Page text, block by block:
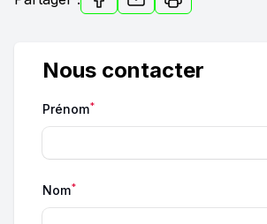
Nous contacter
Prénom*
Nom*